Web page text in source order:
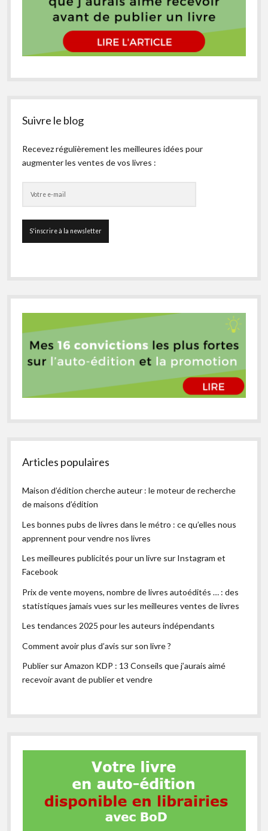
Suivre le blog
Recevez régulièrement les meilleures idées pour
augmenter les ventes de vos livres :
Articles populaires
Maison d’édition cherche auteur : le moteur de recherche
de maisons d’édition
Les bonnes pubs de livres dans le métro : ce qu’elles nous
apprennent pour vendre nos livres
Les meilleures publicités pour un livre sur Instagram et
Facebook
Prix de vente moyens, nombre de livres autoédités … : des
statistiques jamais vues sur les meilleures ventes de livres
Les tendances 2025 pour les auteurs indépendants
Comment avoir plus d’avis sur son livre ?
Publier sur Amazon KDP : 13 Conseils que j’aurais aimé
recevoir avant de publier et vendre